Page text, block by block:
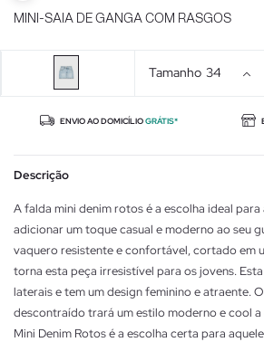
MINI-SAIA DE GANGA COM RASGOS
Tamanho 34
ENVIO AO DOMICÍLIOGRÁTIS*
Descrição
A falda mini denim rotos é a escolha ideal para
adicionar um toque casual e moderno ao seu
vaquero resistente e confortável, cortado em
torna esta peça irresistível para os jovens.
laterais e tem um design feminino e atraente.
descontraído trará um estilo moderno e cool a
Mini Denim Rotos é a escolha certa para